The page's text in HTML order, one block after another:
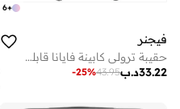
+
6
فيجنر
حقيبة ترولي كابينة فايانا قابلة للتوسيع 56 سم سوداء
د.ب33.22
43.95
-25%